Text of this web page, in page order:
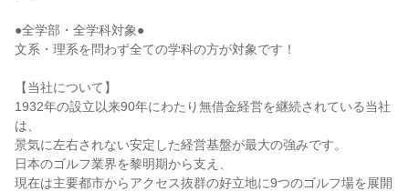
●全学部・全学科対象●
文系・理系を問わず全ての学科の方が対象です！
【当社について】
1932年の設立以来90年にわたり無借金経営を継続されている当社
は、
景気に左右されない安定した経営基盤が最大の強みです。
日本のゴルフ業界を黎明期から支え、
現在は主要都市からアクセス抜群の好立地に9つのゴルフ場を展開